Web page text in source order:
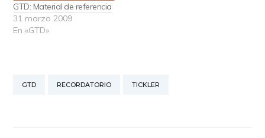
GTD: Material de referencia
31 marzo 2009
En «GTD»
GTD RECORDATORIO TICKLER